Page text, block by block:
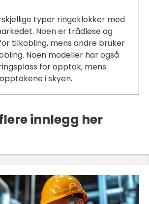
typer ringeklokker med
Noen er trådløse og
tilkobling, mens andre bruker
Noen modeller har også
for opptak, mens
i skyen.
innlegg her